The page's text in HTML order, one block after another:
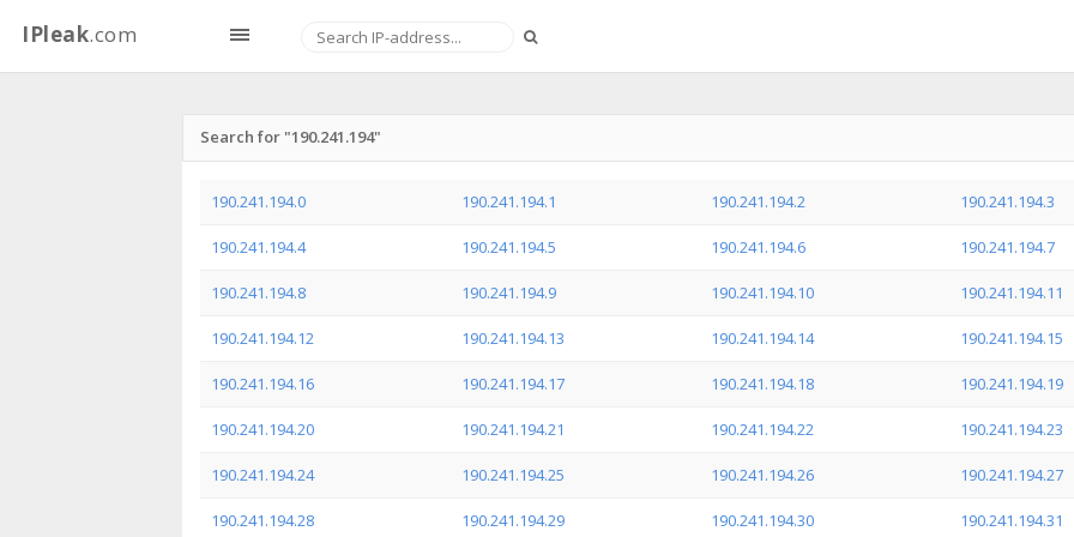
IPleak.com
Search for "190.241.194"
190.241.194.0 190.241.194.1 190.241.194.2 190.241.194.3
190.241.194.4 190.241.194.5 190.241.194.6 190.241.194.7
190.241.194.8 190.241.194.9 190.241.194.10 190.241.194.11
190.241.194.12 190.241.194.13 190.241.194.14 190.241.194.15
190.241.194.16 190.241.194.17 190.241.194.18 190.241.194.19
190.241.194.20 190.241.194.21 190.241.194.22 190.241.194.23
190.241.194.24 190.241.194.25 190.241.194.26 190.241.194.27
190.241.194.28 190.241.194.29 190.241.194.30 190.241.194.31